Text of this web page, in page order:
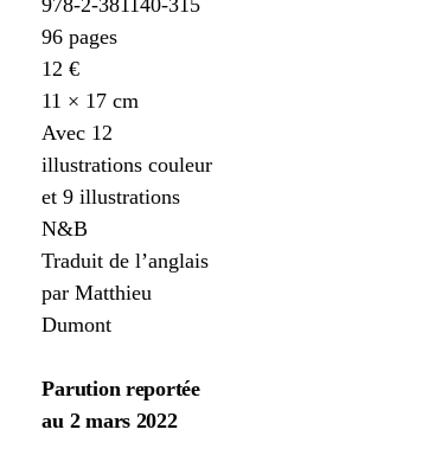
978-2-381140-315
96 pages
12 €
11 × 17 cm
Avec 12
illustrations couleur
et 9 illustrations
N&B
Traduit de l’anglais
par Matthieu
Dumont
Parution reportée
au 2 mars 2022